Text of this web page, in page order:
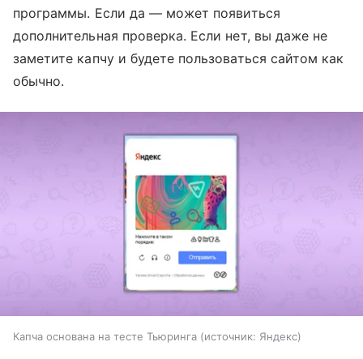
программы. Если да — может появиться
дополнительная проверка. Если нет, вы даже не
заметите капчу и будете пользоваться сайтом как
обычно.
Капча основана на тесте Тьюринга источник: Яндекс